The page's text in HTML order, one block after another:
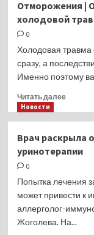
«Союз
МС-24»
от
Отморожения |
холодовой
0
Холодовая травма
сразу, а
Именно поэтому
Читать далее
|
Ошибки
травме
Новости
Врач раскрыла
уринотерапии
0
Попытка лечения
может привести к
аллерголог-
Жоголева. На...